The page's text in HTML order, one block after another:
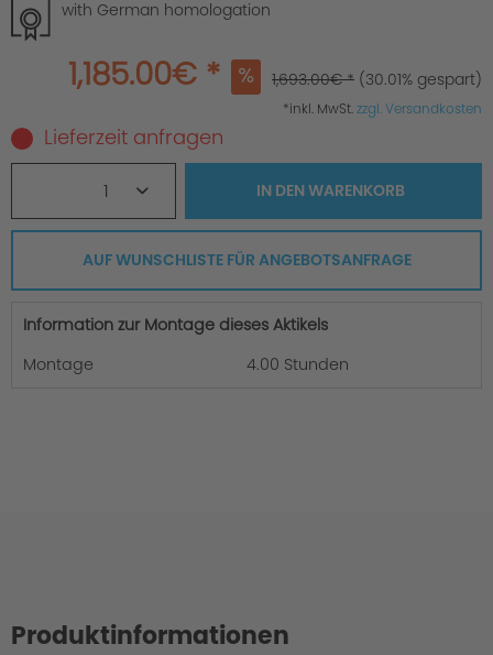
with German homologation
1,185.00€ * 1,693.00€ * (30.01% gespart)
*inkl. MwSt.zzgl. Versandkosten
Lieferzeit anfragen
1 IN DENWARENKORB
AUF WUNSCHLISTE FÜR ANGEBOTSANFRAGE
Information zur Montage dieses Aktikels
Montage
4.00 Stunden
Produktinformationen